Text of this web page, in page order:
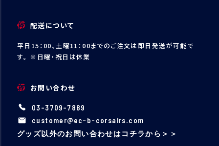
配送について
平日15：00、土曜11：00までのご注文は即日発送が可能で
す。 ※日曜・祝日は休業
お問い合わせ
03-3709-7889
customer@ec-b-corsairs.com
グッズ以外のお問い合わせはコチラから＞＞